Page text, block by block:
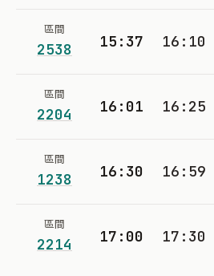
區間
2538 15:37 16:10
區間
2204 16:01 16:25
區間
1238 16:30 16:59
區間
2214 17:00 17:30